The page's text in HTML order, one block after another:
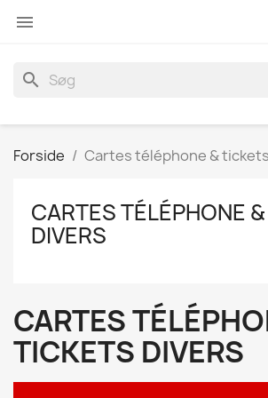

search
Forside Cartes téléphone &
CARTES TÉLÉPHONE
DIVERS
CARTES
TICKETS DIVERS